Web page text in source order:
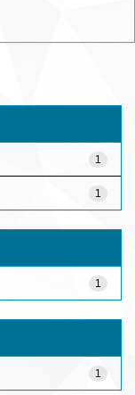
1
1
1
1